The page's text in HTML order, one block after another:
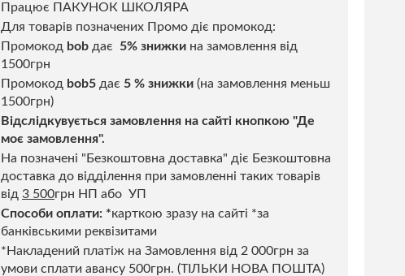
Працює ПАКУНОК ШКОЛЯРА
Для товарів позначених Промо діє промокод:
Промокод bob дає 5% знижки на замовлення від
1500грн
Промокод bob5 дає 5 % знижки (на замовлення меньш
1500грн)
Відслідкувується замовлення на сайті кнопкою "Де
моє замовлення".
На позначені "Безкоштовна доставка" діє Безкоштовна
доставка до відділення при замовленні таких товарів
від 3 500грн НП або УП
Способи оплати: *карткою зразу на сайті *за
банківськими реквізитами
*Накладений платіж на Замовлення від 2 000грн за
умови сплати авансу 500грн. (ТІЛЬКИ НОВА ПОШТА)